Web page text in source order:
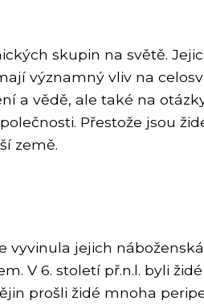
skupin na světě.
významný vliv na
a vědě, ale také na
Přestože jsou
země.
vyvinula jejich
V 6. století př.n.l. byli
prošli židé mnoha